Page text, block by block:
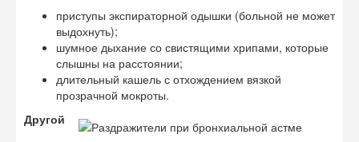
приступы экспираторной одышки (больной не может
выдохнуть);
шумное дыхание со свистящими хрипами, которые
слышны на расстоянии;
длительный кашель с отхождением вязкой
прозрачной мокроты.
Другой